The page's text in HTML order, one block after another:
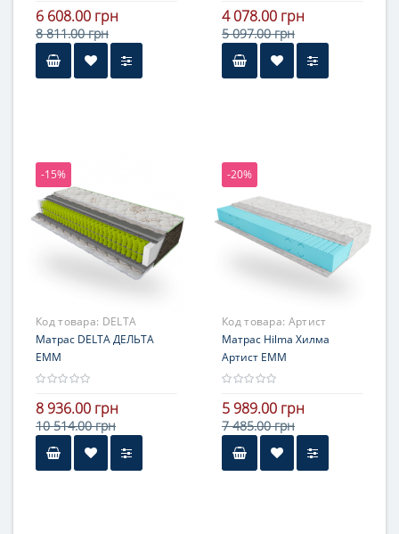
6 608.00 грн
8 811.00 грн
4 078.00 грн
5 097.00 грн
Жесткость
средней жесткости
Гарантия
3 года
-15%
Код товара: DELTA
Матрас DELTA ДЕЛЬТА
ЕММ
8 936.00 грн
10 514.00 грн
-20%
Код товара: Артист
Матрас Hilma Хилма
Артист ЕММ
5 989.00 грн
7 485.00 грн